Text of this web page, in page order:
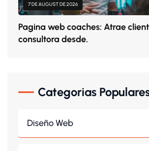
7 DE AUGUST DE 2026
Pagina web coaches: Atrae
consultora desde.
Categorias
Diseño Web